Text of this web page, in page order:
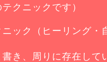
クニックです）
ック（ヒーリング・
き、周りに存在して